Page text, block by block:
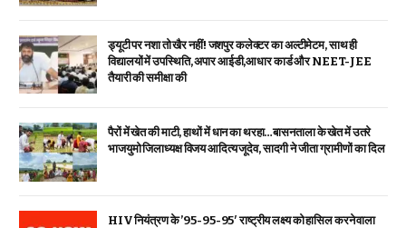
ड्यूटी पर नशा तो खैर नहीं! जशपुर कलेक्टर का अल्टीमेटम, साथ ही
विद्यालयों में उपस्थिति, अपार आईडी,आधार कार्ड और NEET-JEE
तैयारी की समीक्षा की
पैरों में खेत की माटी, हाथों में धान का थरहा…बासनताला के खेत में उतरे
भाजयुमो जिलाध्यक्ष विजय आदित्य जूदेव, सादगी ने जीता ग्रामीणों का दिल
HIV नियंत्रण के ’95-95-95′ राष्ट्रीय लक्ष्य को हासिल करने वाला